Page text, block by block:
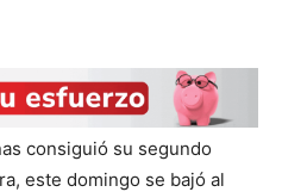
consiguió su segundo
este domingo se bajó al